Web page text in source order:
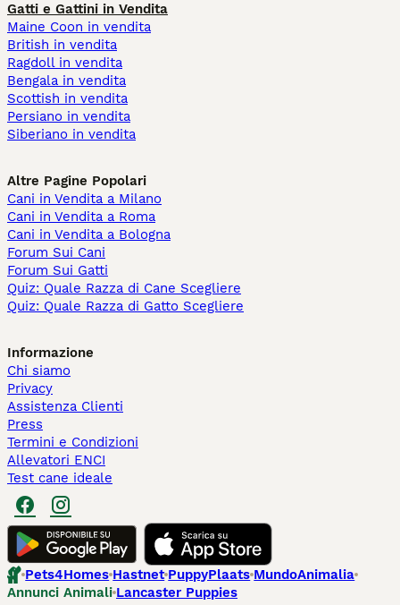
Gatti e Gattini in Vendita
Maine Coon in vendita
British in vendita
Ragdoll in vendita
Bengala in vendita
Scottish in vendita
Persiano in vendita
Siberiano in vendita
Altre Pagine Popolari
Cani in Vendita a Milano
Cani in Vendita a Roma
Cani in Vendita a Bologna
Forum Sui Cani
Forum Sui Gatti
Quiz: Quale Razza di Cane Scegliere
Quiz: Quale Razza di Gatto Scegliere
Informazione
Chi siamo
Privacy
Assistenza Clienti
Press
Termini e Condizioni
Allevatori ENCI
Test cane ideale
Pets4Homes Hastnet PuppyPlaats MundoAnimalia
Annunci Animali Lancaster Puppies